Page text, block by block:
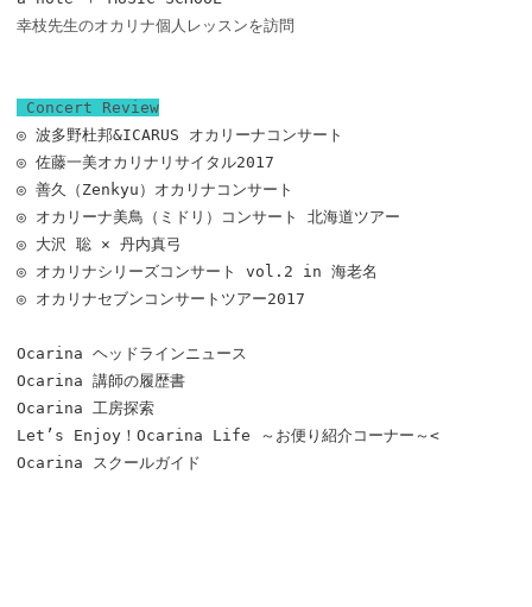
幸枝先生のオカリナ個人レッスンを訪問
Concert Review
◎ 波多野杜邦&ICARUS オカリーナコンサート
◎ 佐藤一美オカリナリサイタル2017
◎ 善久（Zenkyu）オカリナコンサート
◎ オカリーナ美鳥（ミドリ）コンサート 北海道ツアー
◎ 大沢 聡 × 丹内真弓
◎ オカリナシリーズコンサート vol.2 in 海老名
◎ オカリナセブンコンサートツアー2017
Ocarina ヘッドラインニュース
Ocarina 講師の履歴書
Ocarina 工房探索
Let’s Enjoy！Ocarina Life ～お便り紹介コーナー～<
Ocarina スクールガイド